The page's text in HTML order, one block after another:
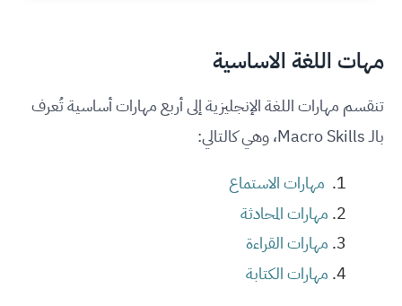
مهات اللغة الاساسية
تنقسم مهارات اللغة الإنجليزية إلى أربع مهارات أساسية تُعرف
بالـ Macro Skills، وهي كالتالي:
مهارات الاستماع
مهارات المحادثة
مهارات القراءة
مهارات الكتابة